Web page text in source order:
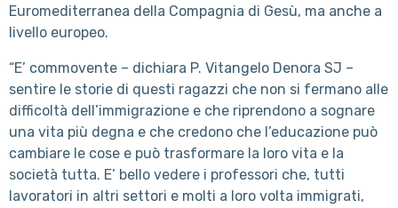
Euromediterranea della Compagnia di Gesù, ma anche a
livello europeo.
“E’ commovente – dichiara P. Vitangelo Denora SJ –
sentire le storie di questi ragazzi che non si fermano alle
difficoltà dell’immigrazione e che riprendono a sognare
una vita più degna e che credono che l’educazione può
cambiare le cose e può trasformare la loro vita e la
società tutta. E’ bello vedere i professori che, tutti
lavoratori in altri settori e molti a loro volta immigrati,